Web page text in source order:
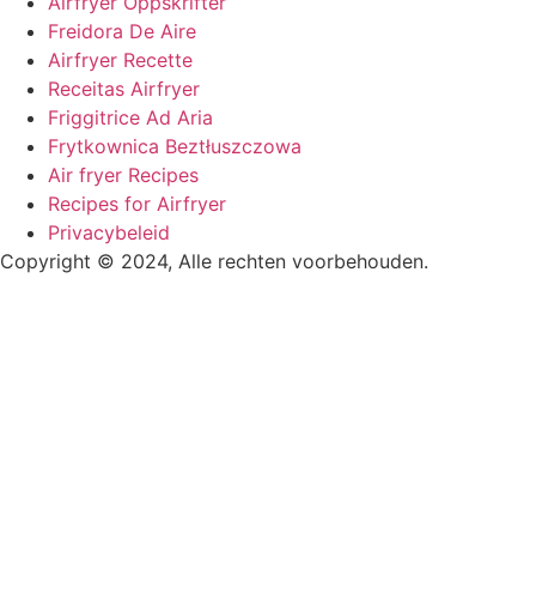
Freidora De Aire
Airfryer Recette
Receitas Airfryer
Friggitrice Ad Aria
Frytkownica Beztłuszczowa
Air fryer Recipes
Recipes for Airfryer
Privacybeleid
Copyright © 2024, Alle rechten voorbehouden.